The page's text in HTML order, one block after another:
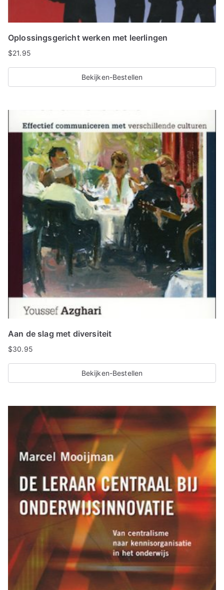
Oplossingsgericht werken met leerlingen
$21.95
Bekijken-Bestellen
Aan de slag met diversiteit
$30.95
Bekijken-Bestellen